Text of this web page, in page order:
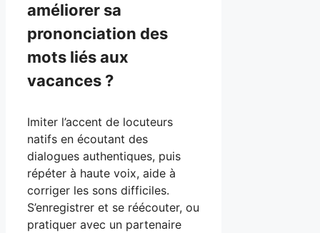
améliorer sa
prononciation des
mots liés aux
vacances ?
Imiter l’accent de locuteurs
natifs en écoutant des
dialogues authentiques, puis
répéter à haute voix, aide à
corriger les sons difficiles.
S’enregistrer et se réécouter, ou
pratiquer avec un partenaire